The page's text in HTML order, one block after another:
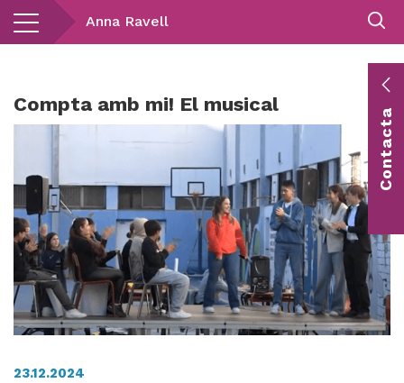
Vés
Anna Ravell
Compta amb mi! El musical
23.12.2024
Contacta